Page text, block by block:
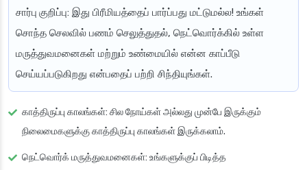
சார்பு குறிப்பு: இது பிரீமியத்தைப் பார்ப்பது மட்டுமல்ல! உங்கள்
சொந்த செலவில் பணம் செலுத்துதல், நெட்வொர்க்கில் உள்ள
மருத்துவமனைகள் மற்றும் உண்மையில் என்ன காப்பீடு
செய்யப்படுகிறது என்பதைப் பற்றி சிந்தியுங்கள்.
காத்திருப்பு காலங்கள்: சில நோய்கள் அல்லது முன்பே இருக்கும்
நிலைமைகளுக்கு காத்திருப்பு காலங்கள் இருக்கலாம்.
நெட்வொர்க் மருத்துவமனைகள்: உங்களுக்குப் பிடித்த